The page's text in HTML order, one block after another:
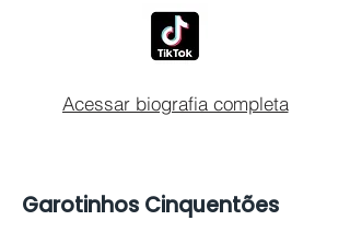
Acessar biografia completa
Garotinhos Cinquentões